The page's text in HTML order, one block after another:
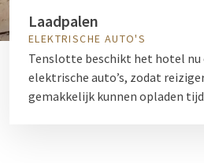
Laadpalen
ELEKTRISCHE AUTO'S
Tenslotte beschikt het hotel nu
elektrische auto’s, zodat
gemakkelijk kunnen opladen